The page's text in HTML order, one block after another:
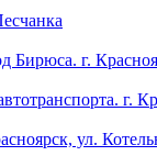
Бирюса. г.
г.
ул.